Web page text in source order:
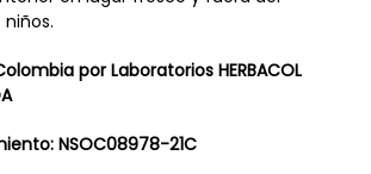
por Laboratorios HERBACOL
NSOC08978-21C